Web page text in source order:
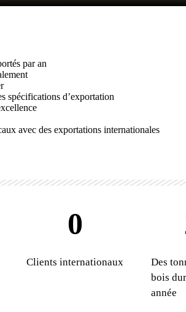
par an
spécifications d’exportation
avec des exportations internationales
Clients internationaux
0
Des
bois
année